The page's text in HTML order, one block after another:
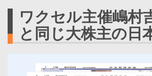
ワクセル主催嶋村
と同じ大株主の日